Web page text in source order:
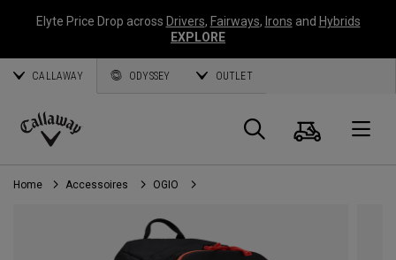
Elyte Price Drop across Drivers, Fairways, Irons and Hybrids
EXPLORE
CALLAWAY ODYSSEY OUTLET
Callaway
Golf
Panier
Home Accessoires OGIO